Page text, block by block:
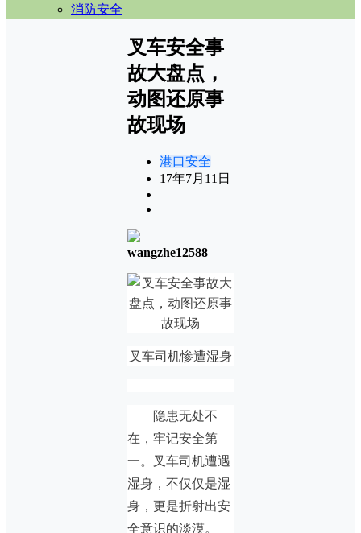
消防安全
叉车安全事
故大盘点，
动图还原事
故现场
港口安全
17年7月11日
wangzhe12588
叉车司机惨遭湿身
隐患无处不
在，牢记安全第
一。叉车司机遭遇
湿身，不仅仅是湿
身，更是折射出安
全意识的淡漠。